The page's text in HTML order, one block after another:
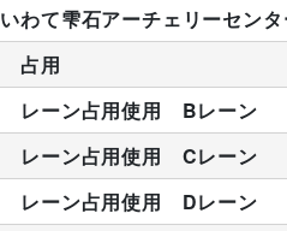
いわて雫石アーチェリーセン
占用
レーン占用使用 Bレーン
レーン占用使用 Cレーン
レーン占用使用 Dレーン